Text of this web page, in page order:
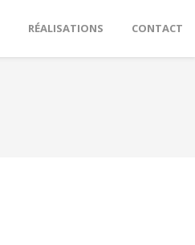
RÉALISATIONS CONTACT